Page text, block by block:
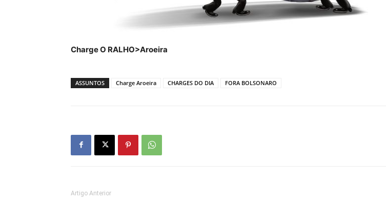
Charge O RALHO>Aroeira
ASSUNTOS Charge Aroeira CHARGES DO DIA FORA BOLSONARO
Artigo Anterior